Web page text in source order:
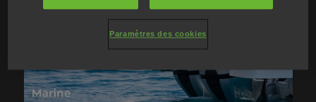
Paramètres des cookies